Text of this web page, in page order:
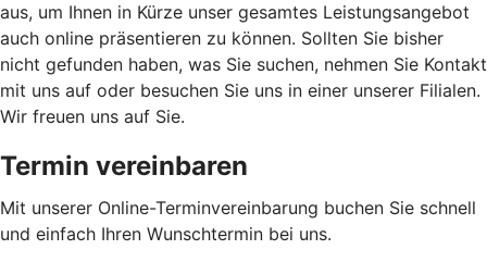
aus, um Ihnen in Kürze unser gesamtes Leistungsangebot
auch online präsentieren zu können. Sollten Sie bisher
nicht gefunden haben, was Sie suchen, nehmen Sie Kontakt
mit uns auf oder besuchen Sie uns in einer unserer Filialen.
Wir freuen uns auf Sie.
Termin vereinbaren
Mit unserer Online-Terminvereinbarung buchen Sie schnell
und einfach Ihren Wunschtermin bei uns.